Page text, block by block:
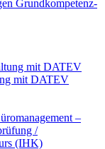
Grundkompetenz-
mit DATEV
mit DATEV
–
/
(IHK)